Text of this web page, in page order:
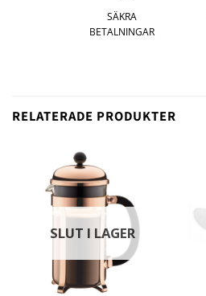
SÄKRA
BETALNINGAR
RELATERADE PRODUKTER
SLUT I LAGER